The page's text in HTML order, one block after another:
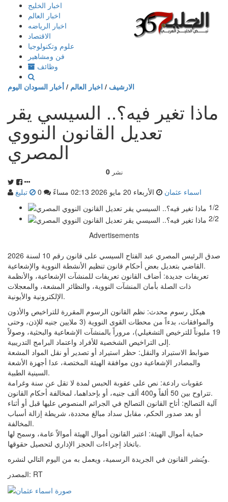
إذهب
المحتوى
اخبار الخليج
اخبار العالم
اخبار الرياضه
الاقتصاد
علوم وتكنولوجيا
فن ومشاهير
وظائف
الارشيف / اخبار العالم / أخبار السودان اليوم
ماذا تغير فيه؟.. السيسي يقر
تعديل القانون النووي
المصري
0 نشر
اسماء عثمان الأربعاء 20 مايو 2026 02:13 مساءً
تبليغ
1/2
2/2
Advertisements
صدق الرئيس المصري عبد الفتاح السيسي على قانون رقم 10 لسنة 2026
القاضي بتعديل بعض أحكام قانون تنظيم الأنشطة النووية والإشعاعية.
تعريفات جديدة: أضاف القانون تعريفات للمنشآت الإشعاعية، والأنظمة
ذات الصلة بأمان المنشآت النووية، والنظائر المشعة، والمعجلات
الإلكترونية والأيونية.
هيكل رسوم محدث: نظم القانون الرسوم المقررة للتراخيص والأذون
والموافقات، بدءاً من محطات القوى النووية (3 ملايين جنيه للإذن، وحتى
19 مليوناً للترخيص التشغيلي)، مروراً بالمنشآت الإشعاعية والبحثية، وصولاً
إلى التراخيص الشخصية للأفراد واعتماد البرامج التدريبية.
ضوابط الاستيراد والنقل: حظر استيراد أو تصدير أو نقل المواد المشعة
والمصادر الإشعاعية دون موافقة الهيئة المختصة، عدا أجهزة الأشعة
السينية الطبية.
عقوبات رادعة: نص على عقوبة الحبس لمدة لا تقل عن سنة وغرامة
تتراوح بين 50 ألفاً و400 ألف جنيه، أو بإحداهما، لمخالفة أحكام القانون.
آلية التصالح: أتاح القانون التصالح في الجرائم المنصوص عليها قبل أو أثناء
أو بعد صدور الحكم، مقابل سداد مبالغ محددة، شريطة إزالة أسباب
المخالفة.
حماية أموال الهيئة: اعتبر القانون أموال الهيئة أموالاً عامة، وسمح لها
باتخاذ إجراءات الحجز الإداري لتحصيل حقوقها.
ويُنشر القانون في الجريدة الرسمية، ويعمل به من اليوم التالي لنشره.
المصدر: RT